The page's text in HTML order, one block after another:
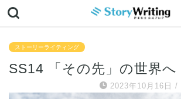
ストーリーライティング
SS14 「その先」の世界へ
2023年10月16日 /